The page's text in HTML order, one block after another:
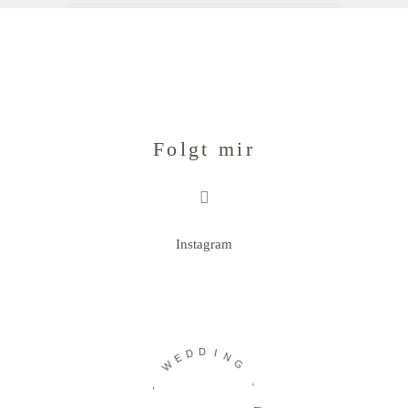
Folgt mir
Instagram
W E D D I
N
G